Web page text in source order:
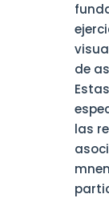
de
las